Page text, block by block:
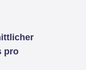
pro